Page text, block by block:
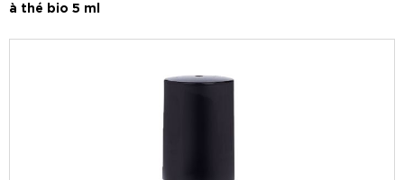
à thé bio 5 ml